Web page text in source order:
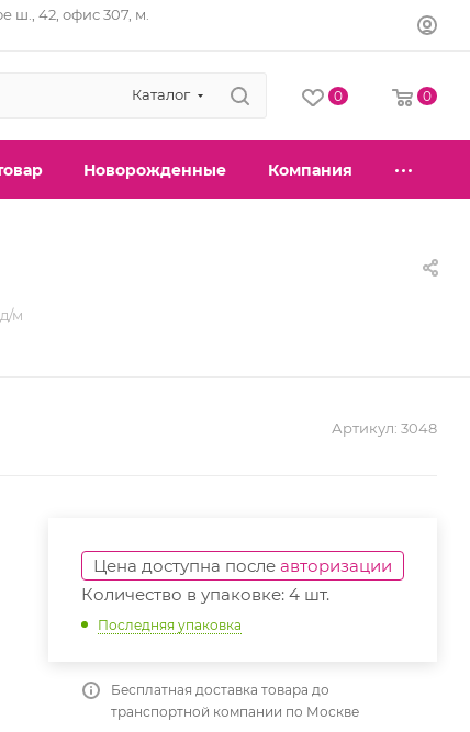
ш., 42, офис 307, м.
Каталог 0 0
Новорожденные Компания
м
Артикул: 3048
Цена доступна после авторизации
Количество в упаковке: 4 шт.
Последняя упаковка
Бесплатная доставка товара до
транспортной компании по Москве